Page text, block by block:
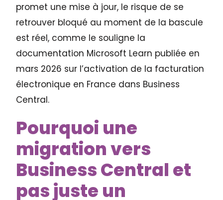
promet une mise à jour, le risque de se
retrouver bloqué au moment de la bascule
est réel, comme le souligne la
documentation Microsoft Learn publiée en
mars 2026 sur l’activation de la facturation
électronique en France dans Business
Central.
Pourquoi une
migration vers
Business Central et
pas juste un